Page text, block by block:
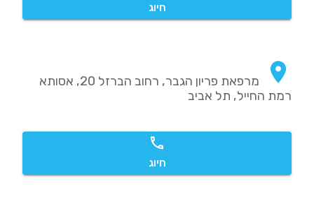
חיוג
מרפאת פריון הגבר, רחוב הברזל 20, אסותא
רמת החייל, תל אביב
חיוג